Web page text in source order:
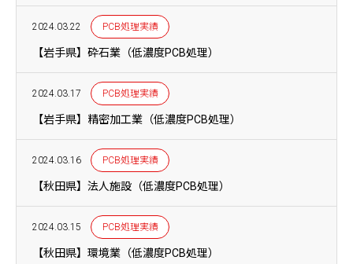
2024.03.22 PCB処理実績
【岩手県】砕石業（低濃度PCB処理）
2024.03.17 PCB処理実績
【岩手県】精密加工業（低濃度PCB処理）
2024.03.16 PCB処理実績
【秋田県】法人施設（低濃度PCB処理）
2024.03.15 PCB処理実績
【秋田県】環境業（低濃度PCB処理）